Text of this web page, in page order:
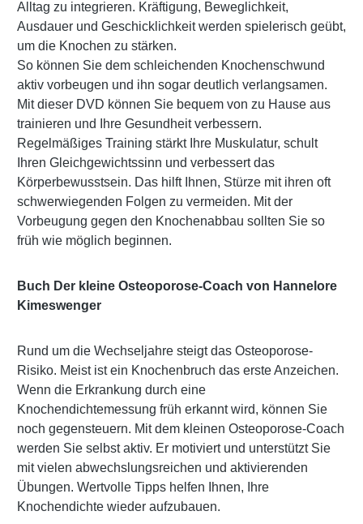
Alltag zu integrieren. Kräftigung, Beweglichkeit,
Ausdauer und Geschicklichkeit werden spielerisch geübt,
um die Knochen zu stärken.
So können Sie dem schleichenden Knochenschwund
aktiv vorbeugen und ihn sogar deutlich verlangsamen.
Mit dieser DVD können Sie bequem von zu Hause aus
trainieren und Ihre Gesundheit verbessern.
Regelmäßiges Training stärkt Ihre Muskulatur, schult
Ihren Gleichgewichtssinn und verbessert das
Körperbewusstsein. Das hilft Ihnen, Stürze mit ihren oft
schwerwiegenden Folgen zu vermeiden. Mit der
Vorbeugung gegen den Knochenabbau sollten Sie so
früh wie möglich beginnen.
Buch Der kleine Osteoporose-Coach von Hannelore
Kimeswenger
Rund um die Wechseljahre steigt das Osteoporose-
Risiko. Meist ist ein Knochenbruch das erste Anzeichen.
Wenn die Erkrankung durch eine
Knochendichtemessung früh erkannt wird, können Sie
noch gegensteuern. Mit dem kleinen Osteoporose-Coach
werden Sie selbst aktiv. Er motiviert und unterstützt Sie
mit vielen abwechslungsreichen und aktivierenden
Übungen. Wertvolle Tipps helfen Ihnen, Ihre
Knochendichte wieder aufzubauen.